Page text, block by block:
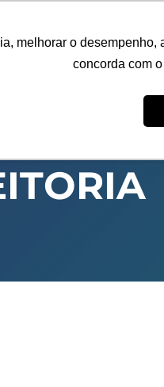
melhorar o
concorda com
PÓS-GRADUAÇÃO